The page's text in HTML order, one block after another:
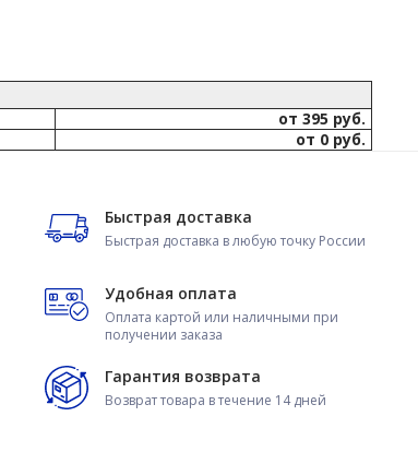
от 395 руб.
от 0 руб.
Быстрая доставка
Быстрая доставка в любую точку России
Удобная оплата
Оплата картой или наличными при
получении заказа
Гарантия возврата
Возврат товара в течение 14 дней